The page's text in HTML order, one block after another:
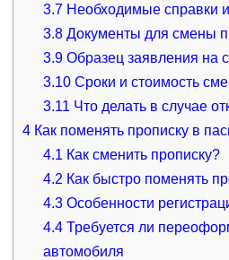
3.7 Необходимые справки
3.8 Документы для смены
3.9 Образец заявления на
3.10 Сроки и стоимость
3.11 Что делать в случае
4Как поменять прописку в
4.1 Как сменить прописку?
4.2 Как быстро поменять
4.3 Особенности
4.4 Требуется ли
автомобиля